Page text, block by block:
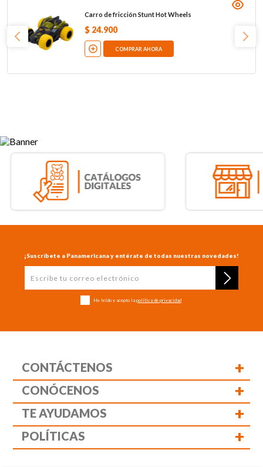
Carro de fricción Stunt Hot Wheels
$ 24.900
COMPRAR AHORA
¡Suscríbete a Panamericana y entérate de todas nuestras novedades!
He leído y acepto la política de privacidad
CONTÁCTENOS +
CONÓCENOS +
TE AYUDAMOS +
POLÍTICAS +